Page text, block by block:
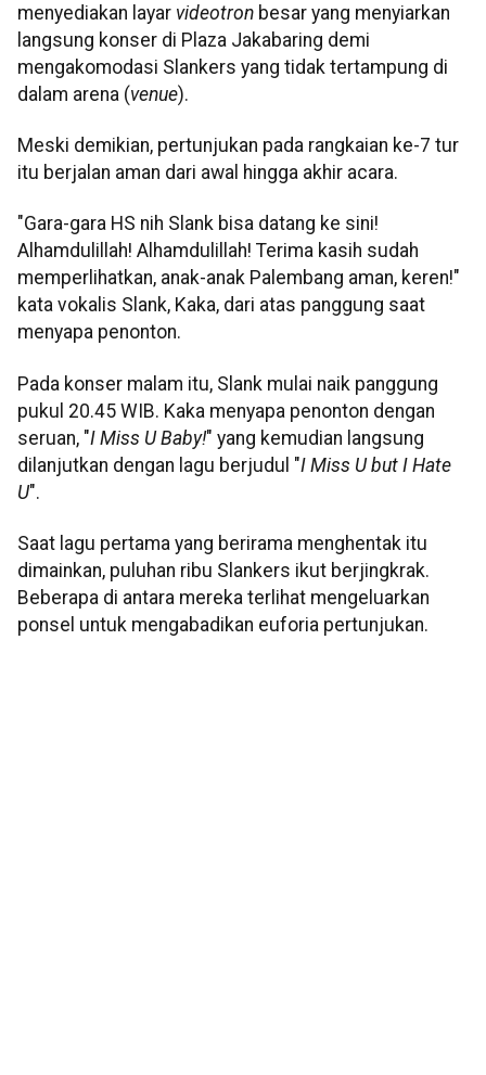
menyediakan layar videotron besar yang menyiarkan
langsung konser di Plaza Jakabaring demi
mengakomodasi Slankers yang tidak tertampung di
dalam arena (venue).
Meski demikian, pertunjukan pada rangkaian ke-7 tur
itu berjalan aman dari awal hingga akhir acara.
"Gara-gara HS nih Slank bisa datang ke sini!
Alhamdulillah! Alhamdulillah! Terima kasih sudah
memperlihatkan, anak-anak Palembang aman, keren!"
kata vokalis Slank, Kaka, dari atas panggung saat
menyapa penonton.
Pada konser malam itu, Slank mulai naik panggung
pukul 20.45 WIB. Kaka menyapa penonton dengan
seruan, "I Miss U Baby!" yang kemudian langsung
dilanjutkan dengan lagu berjudul "I Miss U but I Hate
U".
Saat lagu pertama yang berirama menghentak itu
dimainkan, puluhan ribu Slankers ikut berjingkrak.
Beberapa di antara mereka terlihat mengeluarkan
ponsel untuk mengabadikan euforia pertunjukan.